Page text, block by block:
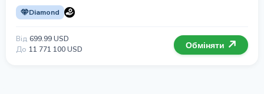
Diamond
Від 699.99 USD
До 11 771 100 USD Обміняти